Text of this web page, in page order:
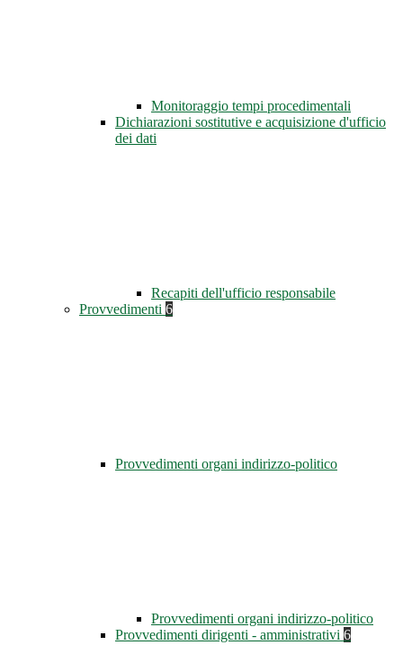
Monitoraggio tempi procedimentali
Dichiarazioni sostitutive e acquisizione d'ufficio
dei dati
Recapiti dell'ufficio responsabile
Provvedimenti 6
Provvedimenti organi indirizzo-politico
Provvedimenti organi indirizzo-politico
Provvedimenti dirigenti - amministrativi 6